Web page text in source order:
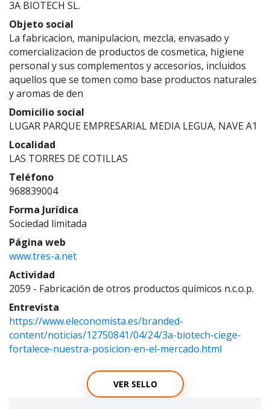
3A BIOTECH SL.
Objeto social
La fabricacion, manipulacion, mezcla, envasado y
comercializacion de productos de cosmetica, higiene
personal y sus complementos y accesorios, incluidos
aquellos que se tomen como base productos naturales
y aromas de den
Domicilio social
LUGAR PARQUE EMPRESARIAL MEDIA LEGUA, NAVE A1
Localidad
LAS TORRES DE COTILLAS
Teléfono
968839004
Forma Jurídica
Sociedad limitada
Página web
www.tres-a.net
Actividad
2059 - Fabricación de otros productos químicos n.c.o.p.
Entrevista
https://www.eleconomista.es/branded-
content/noticias/12750841/04/24/3a-biotech-ciege-
fortalece-nuestra-posicion-en-el-mercado.html
VER SELLO